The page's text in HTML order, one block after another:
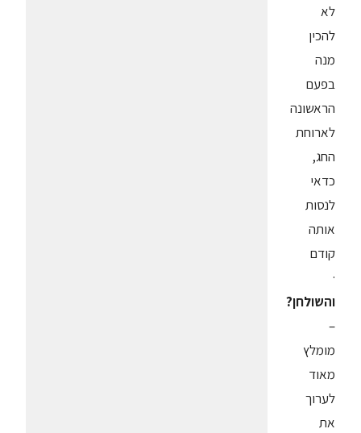
לא
להכין
מנה
בפעם
הראשונה
לארוחת
החג,
כדאי
לנסות
אותה
קודם
·
והשולחן?
–
מומלץ
מאוד
לערוך
את